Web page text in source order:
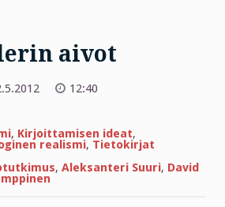
aivot
12:40
, Kirjoittamisen ideat,
realismi, Tietokirjat
, Aleksanteri Suuri, David